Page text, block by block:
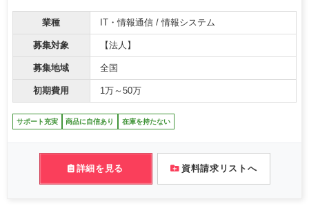
業種 IT・情報通信 / 情報システム
募集対象 【法人】
募集地域 全国
初期費用 1万～50万
サポート充実 商品に自信あり 在庫を持たない
詳細を見る 資料請求リストへ